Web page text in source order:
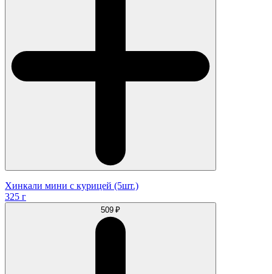
Хинкали мини с курицей (5шт.)
325 г
509 ₽